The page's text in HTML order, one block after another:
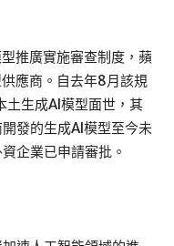
推廣實施審查制度，蘋
應商。自去年8月該規
土生成AI模型面世，其
發的生成AI模型至今未
企業已申請審批。